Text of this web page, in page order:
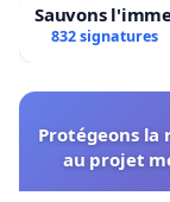
Sauvons
832 signatures
Protégeons la
au projet